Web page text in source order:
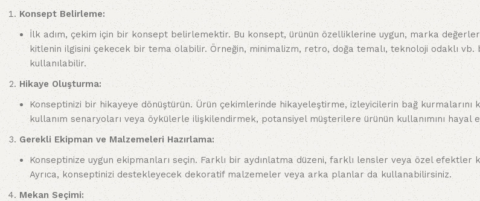
Konsept Belirleme:
İlk adım, çekim için bir konsept belirlemektir. Bu konsept, ürünün özelliklerine uygun, marka
kitlenin ilgisini çekecek bir tema olabilir. Örneğin, minimalizm, retro, doğa temalı, teknoloji odaklı
kullanılabilir.
Hikaye Oluşturma:
Konseptinizi bir hikayeye dönüştürün. Ürün çekimlerinde hikayeleştirme, izleyicilerin bağ kurmalarını
kullanım senaryoları veya öykülerle ilişkilendirmek, potansiyel müşterilere ürünün kullanımını hayal
Gerekli Ekipman ve Malzemeleri Hazırlama:
Konseptinize uygun ekipmanları seçin. Farklı bir aydınlatma düzeni, farklı lensler veya özel efektler
Ayrıca, konseptinizi destekleyecek dekoratif malzemeler veya arka planlar da kullanabilirsiniz.
Mekan Seçimi: